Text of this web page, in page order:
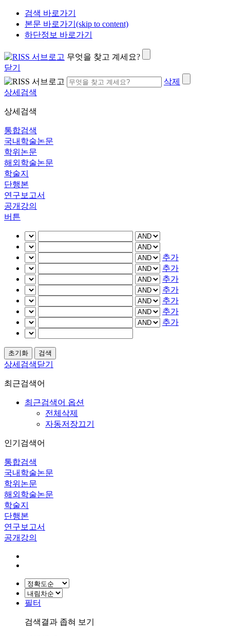
검색 바로가기
본문 바로가기(skip to content)
하단정보 바로가기
무엇을 찾고 계세요?
닫기
삭제
상세검색
상세검색
통합검색
국내학술논문
학위논문
해외학술논문
학술지
단행본
연구보고서
공개강의
버튼
추가
추가
추가
추가
추가
추가
추가
상세검색닫기
최근검색어
최근검색어 옵션
전체삭제
자동저장끄기
인기검색어
통합검색
국내학술논문
학위논문
해외학술논문
학술지
단행본
연구보고서
공개강의
필터
검색결과 좁혀 보기